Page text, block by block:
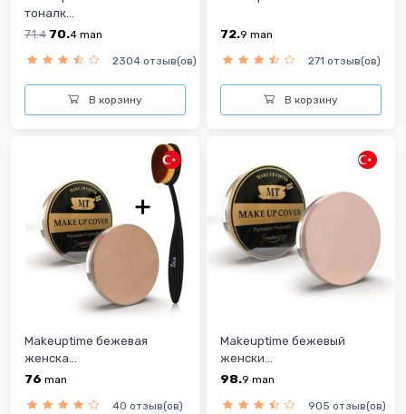
тоналк...
71.4 70.4 man
2304 отзыв(ов)
В корзину
72.9 man
271 отзыв(ов)
В корзину
Makeuptime бежевая
женска...
76 man
40 отзыв(ов)
Makeuptime бежевый
женски...
98.9 man
905 отзыв(ов)